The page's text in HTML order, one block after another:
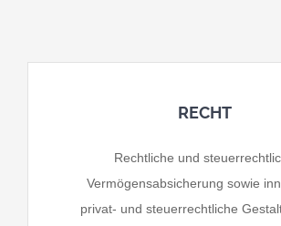
RECHT
Rechtliche und
Vermögensabsicherung sowie
privat- und steuerrechtliche